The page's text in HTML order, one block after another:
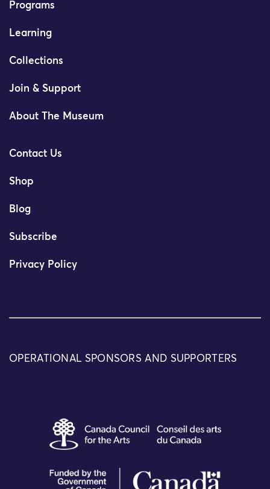
Programs
Learning
Collections
Join & Support
About The Museum
Contact Us
Shop
Blog
Subscribe
Privacy Policy
OPERATIONAL SPONSORS AND SUPPORTERS